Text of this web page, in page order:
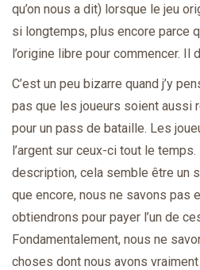
qu’on nous a dit) lorsque le jeu
si longtemps, plus encore parce
l’origine libre pour commencer. Il
C’est un peu bizarre quand j’y
pas que les joueurs soient aussi
pour un pass de bataille. Les
l’argent sur ceux-ci tout le
description, cela semble être un
que encore, nous ne savons pas
obtiendrons pour payer l’un de
Fondamentalement, nous ne
choses dont nous avons